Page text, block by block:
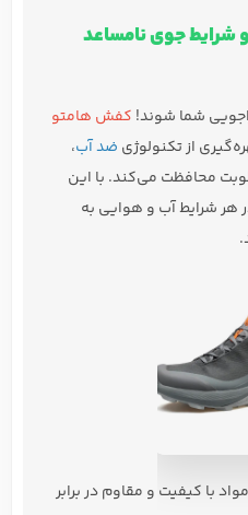
شرایط جوی نامساعد
شما شوند! کفش هامتو
از تکنولوژی ضد آب،
محافظت می‌کند. با این
هر شرایط آب و هوایی به
با کیفیت و مقاوم در برابر